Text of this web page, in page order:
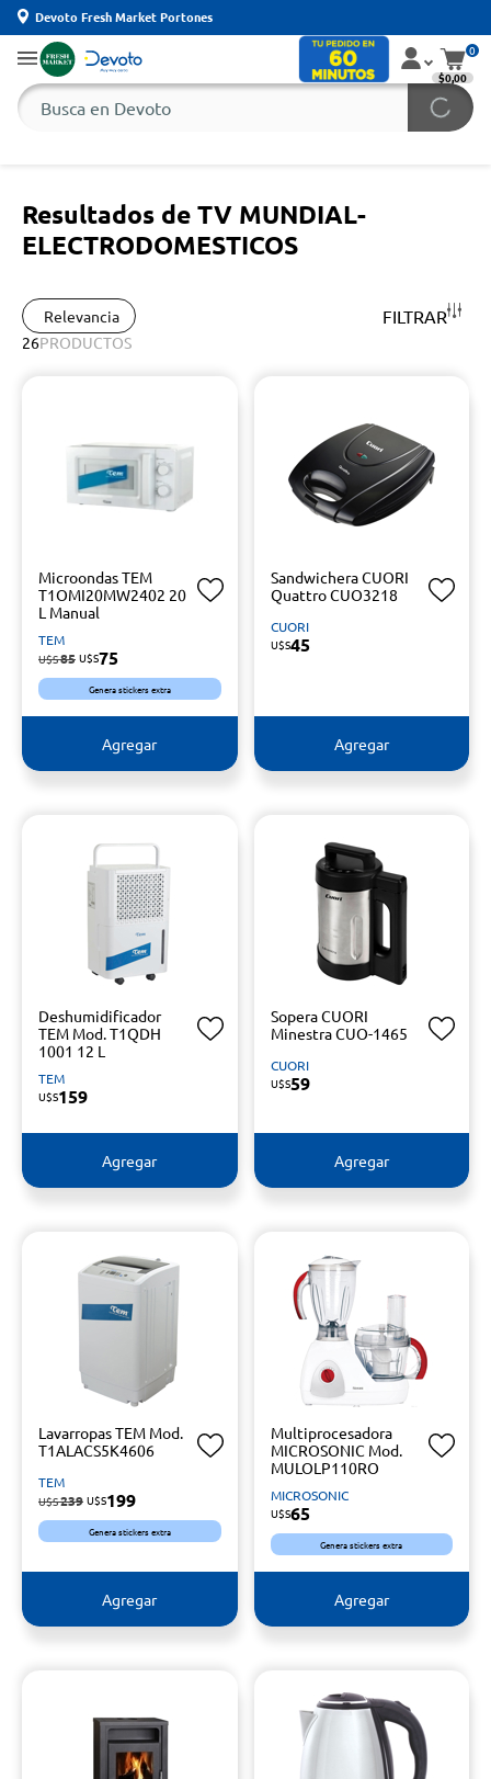
Devoto Fresh Market Portones
0
$0,00
Resultados de TV MUNDIAL-
ELECTRODOMESTICOS
Relevancia FILTRAR
26PRODUCTOS
Microondas TEM
T1OMI20MW2402 20
L Manual
TEM
U$S85 U$S75
Genera stickers extra
Agregar
Sandwichera CUORI
Quattro CUO3218
CUORI
U$S45
Agregar
Deshumidificador
TEM Mod. T1QDH
1001 12 L
TEM
U$S159
Agregar
Sopera CUORI
Minestra CUO-1465
CUORI
U$S59
Agregar
Lavarropas TEM Mod.
T1ALACS5K4606
TEM
U$S239 U$S199
Genera stickers extra
Agregar
Multiprocesadora
MICROSONIC Mod.
MULOLP110RO
MICROSONIC
U$S65
Genera stickers extra
Agregar